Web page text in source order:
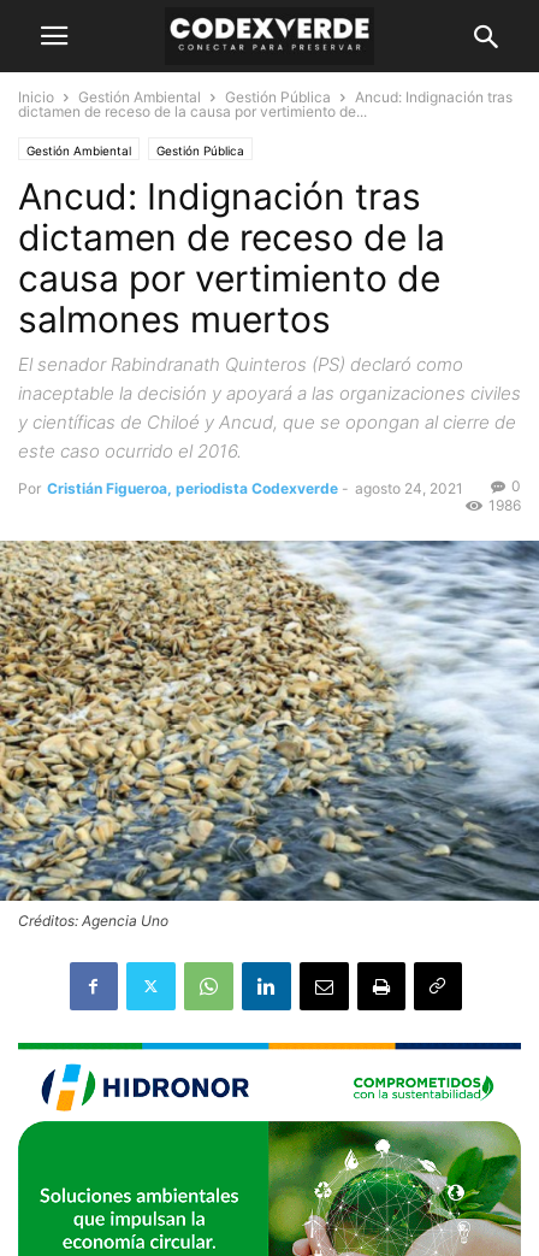
Inicio Gestión Ambiental Gestión Pública
Ancud: Indignación tras
dictamen de receso de la causa por vertimiento de...
Gestión Ambiental Gestión Pública
Ancud: Indignación tras
dictamen de receso de la
causa por vertimiento de
salmones muertos
El senador Rabindranath Quinteros (PS) declaró como
inaceptable la decisión y apoyará a las organizaciones civiles
y científicas de Chiloé y Ancud, que se opongan al cierre de
este caso ocurrido el 2016.
Por Cristián Figueroa, periodista Codexverde - agosto 24, 2021
0
1986
Créditos: Agencia Uno